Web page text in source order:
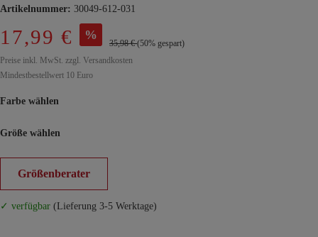
Artikelnummer: 30049-612-031
17,99 € %
35,98 €(50% gespart)
Preise inkl. MwSt. zzgl. Versandkosten
Mindestbestellwert 10 Euro
Farbe wählen
Größe wählen
Größenberater
✓ verfügbar (Lieferung 3-5 Werktage)